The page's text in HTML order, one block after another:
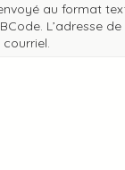
au format
L’adresse